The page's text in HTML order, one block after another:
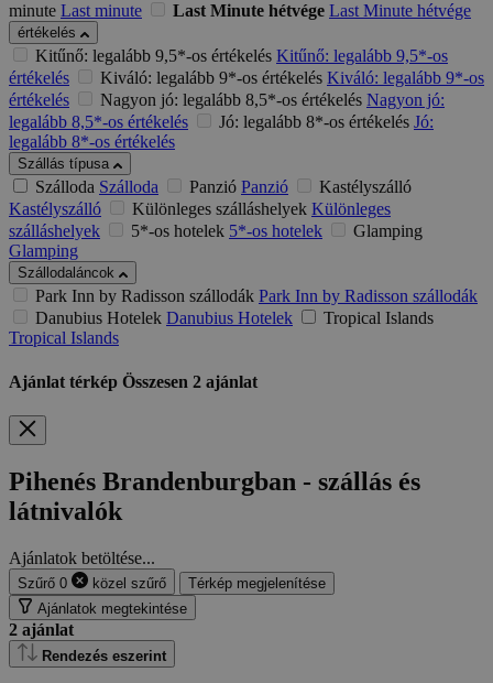
minute Last minute Last Minute hétvége Last Minute hétvége
értékelés
Kitűnő: legalább 9,5*-os értékelés Kitűnő: legalább 9,5*-os
értékelés
Kiváló: legalább 9*-os értékelés Kiváló: legalább 9*-os
értékelés
Nagyon jó: legalább 8,5*-os értékelés Nagyon jó:
legalább 8,5*-os értékelés
Jó: legalább 8*-os értékelés Jó:
legalább 8*-os értékelés
Szállás típusa
Szálloda Szálloda Panzió Panzió
Kastélyszálló
Kastélyszálló
Különleges szálláshelyek Különleges
szálláshelyek
5*-os hotelek 5*-os hotelek
Glamping
Glamping
Szállodaláncok
Park Inn by Radisson szállodák Park Inn by Radisson szállodák
Danubius Hotelek Danubius Hotelek
Tropical Islands
Tropical Islands
Ajánlat térkép Összesen 2 ajánlat
Pihenés Brandenburgban - szállás és
látnivalók
Ajánlatok betöltése...
Szűrő 0 közel szűrő
Térkép megjelenítése
Ajánlatok megtekintése
2 ajánlat
Rendezés eszerint